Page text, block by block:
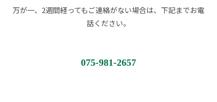
万が一、2週間経ってもご連絡がない場合は、下記までお電
話ください。
075-981-2657